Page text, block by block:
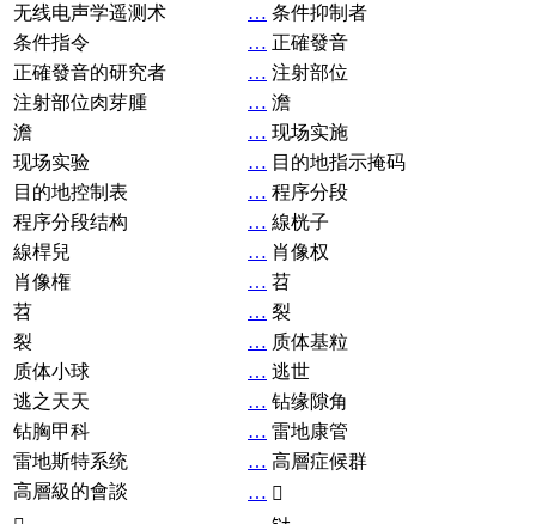
无线电声学遥测术
… 条件抑制者
条件指令
… 正確發音
正確發音的研究者
… 注射部位
注射部位肉芽腫
… 澹
澹
… 现场实施
现场实验
… 目的地指示掩码
目的地控制表
… 程序分段
程序分段结构
… 線桄子
線桿兒
… 肖像权
肖像権
… 苕
苕
… 裂
裂
… 质体基粒
质体小球
… 逃世
逃之天天
… 钻缘隙角
钻胸甲科
… 雷地康管
雷地斯特系统
… 高層症候群
高層級的會談
… 𧘞